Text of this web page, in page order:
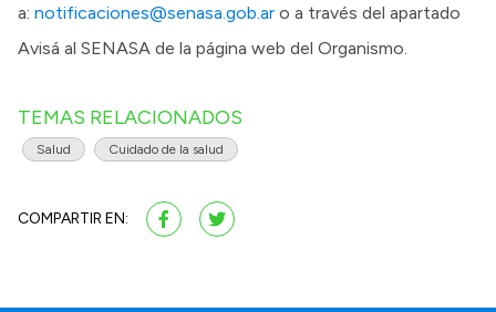
a: notificaciones@senasa.gob.ar o a través del apartado
Avisá al SENASA de la página web del Organismo.
TEMAS RELACIONADOS
Salud Cuidado de la salud
COMPARTIR EN: